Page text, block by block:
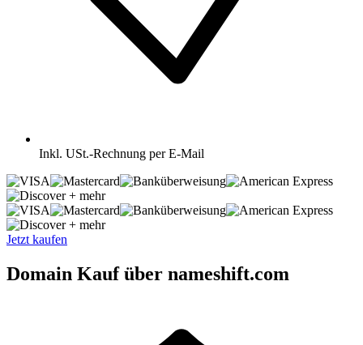
Inkl. USt.-Rechnung per E-Mail
+ mehr
+ mehr
Jetzt kaufen
Domain Kauf über nameshift.com